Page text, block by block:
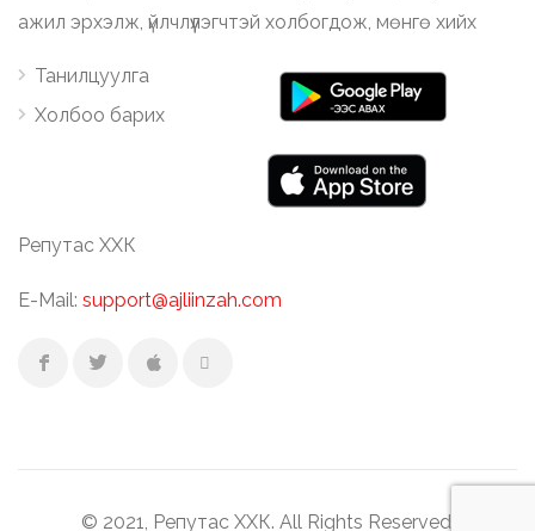
ажил эрхэлж, үйлчлүүлэгчтэй холбогдож, мөнгө хийх
Танилцуулга
Холбоо барих
Репутас ХХК
E-Mail: support@ajliinzah.com
© 2021, Репутас ХХК. All Rights Reserved.